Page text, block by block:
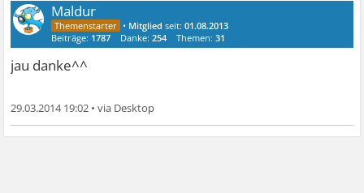
Maldur
• Mitglied seit:01.08.2013
Beiträge: 1787 Danke:254 Themen:31
jau danke^^
29.03.2014 19:02 •